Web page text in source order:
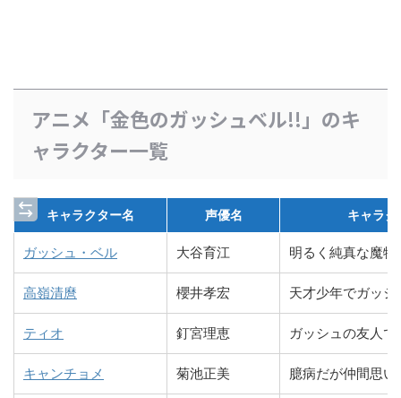
アニメ「金色のガッシュベル!!」のキ
ャラクター一覧
キャラクター名 声優名 キャラ
ガッシュ・ベル 大谷育江 明るく純真な魔
高嶺清麿 櫻井孝宏 天才少年でガッ
ティオ 釘宮理恵 ガッシュの友人
キャンチョメ 菊池正美 臆病だが仲間思